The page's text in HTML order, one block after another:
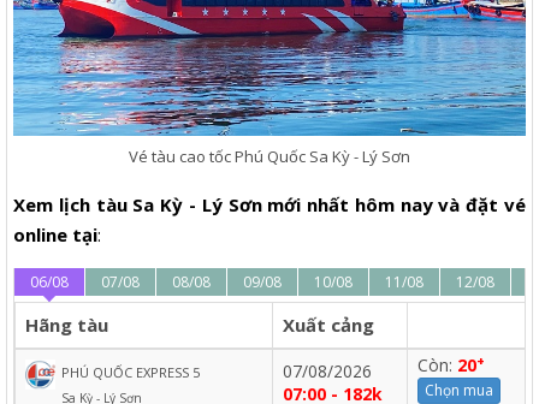
Vé tàu cao tốc Phú Quốc Sa Kỳ - Lý Sơn
Xem lịch tàu Sa Kỳ - Lý Sơn mới nhất hôm nay và đặt vé
online tại:
06/08 07/08 08/08 09/08 10/08 11/08 12/08
Hãng tàu Xuất cảng
PHÚ QUỐC EXPRESS 5
Sa Kỳ - Lý Sơn
07/08/2026
07:00 - 182k
Còn: 20+
Chọn mua